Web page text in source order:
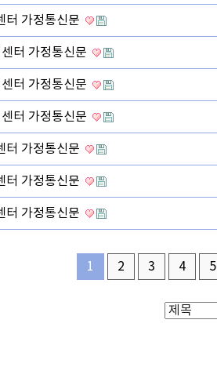
터 가정통신문
터 가정통신문
터 가정통신문
터 가정통신문
터 가정통신문
터 가정통신문
터 가정통신문
1 2 3 4 5